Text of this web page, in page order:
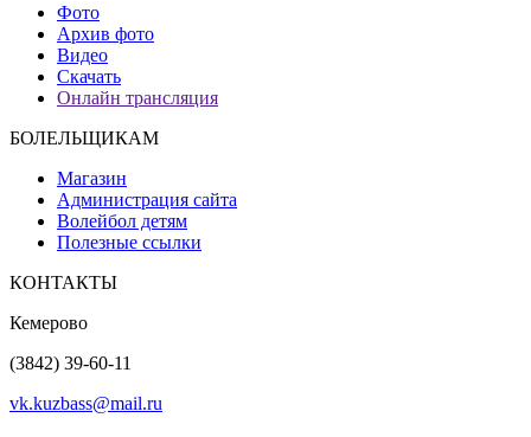
Фото
Архив фото
Видео
Скачать
Онлайн трансляция
БОЛЕЛЬЩИКАМ
Магазин
Администрация сайта
Волейбол детям
Полезные ссылки
КОНТАКТЫ
Кемерово
(3842) 39-60-11
vk.kuzbass@mail.ru